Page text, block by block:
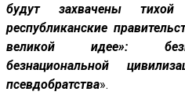
будут захвачены
республиканские
великой идее»:
безнациональной
псевдобратства».